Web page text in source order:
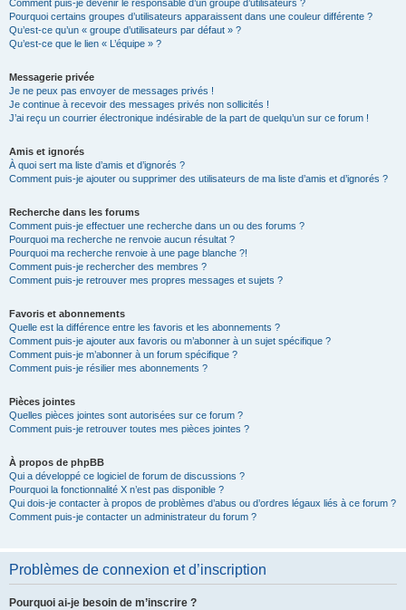
Comment puis-je devenir le responsable d’un groupe d’utilisateurs ?
Pourquoi certains groupes d’utilisateurs apparaissent dans une couleur différente ?
Qu’est-ce qu’un « groupe d’utilisateurs par défaut » ?
Qu’est-ce que le lien « L’équipe » ?
Messagerie privée
Je ne peux pas envoyer de messages privés !
Je continue à recevoir des messages privés non sollicités !
J’ai reçu un courrier électronique indésirable de la part de quelqu’un sur ce forum !
Amis et ignorés
À quoi sert ma liste d’amis et d’ignorés ?
Comment puis-je ajouter ou supprimer des utilisateurs de ma liste d’amis et d’ignorés ?
Recherche dans les forums
Comment puis-je effectuer une recherche dans un ou des forums ?
Pourquoi ma recherche ne renvoie aucun résultat ?
Pourquoi ma recherche renvoie à une page blanche ?!
Comment puis-je rechercher des membres ?
Comment puis-je retrouver mes propres messages et sujets ?
Favoris et abonnements
Quelle est la différence entre les favoris et les abonnements ?
Comment puis-je ajouter aux favoris ou m’abonner à un sujet spécifique ?
Comment puis-je m’abonner à un forum spécifique ?
Comment puis-je résilier mes abonnements ?
Pièces jointes
Quelles pièces jointes sont autorisées sur ce forum ?
Comment puis-je retrouver toutes mes pièces jointes ?
À propos de phpBB
Qui a développé ce logiciel de forum de discussions ?
Pourquoi la fonctionnalité X n’est pas disponible ?
Qui dois-je contacter à propos de problèmes d’abus ou d’ordres légaux liés à ce forum ?
Comment puis-je contacter un administrateur du forum ?
Problèmes de connexion et d’inscription
Pourquoi ai-je besoin de m’inscrire ?